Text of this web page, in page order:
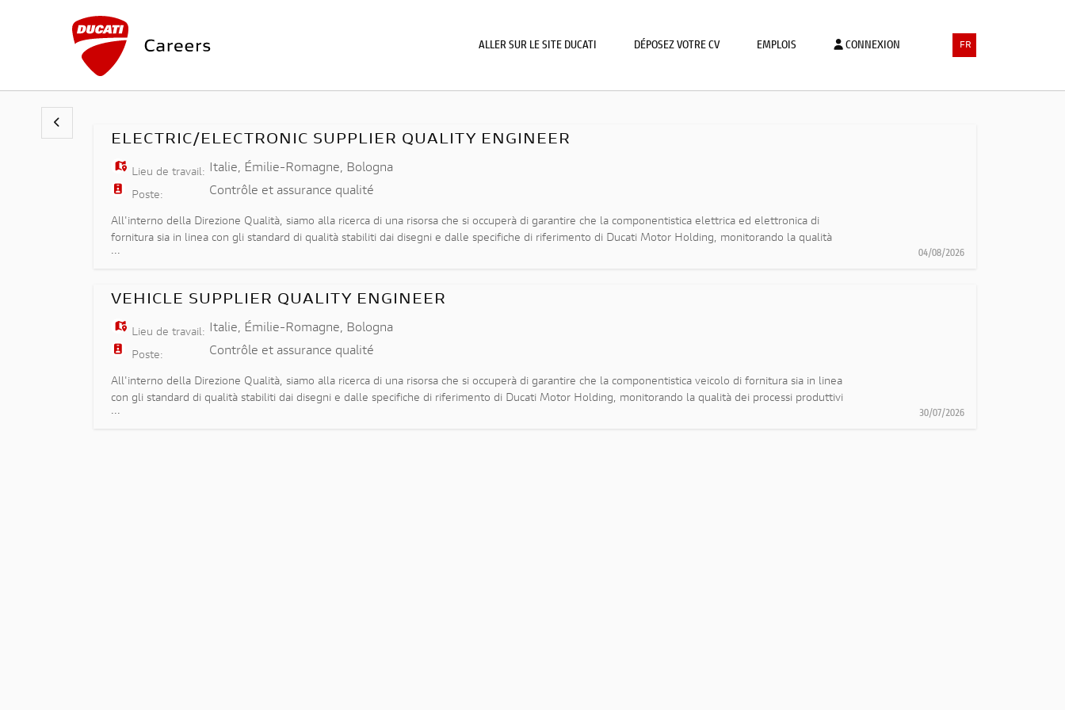
ALLER SUR LE SITE DUCATI DÉPOSEZ VOTRE CV EMPLOIS CONNEXION FR
ELECTRIC/ELECTRONIC SUPPLIER QUALITY ENGINEER
Lieu de travail: Italie, Émilie-Romagne, Bologna
Poste: Contrôle et assurance qualité
All'interno della Direzione Qualità, siamo alla ricerca di una risorsa che si occuperà di garantire che la componentistica elettrica ed elettronica di
fornitura sia in linea con gli standard di qualità stabiliti dai disegni e dalle specifiche di riferimento di Ducati Motor Holding, monitorando la qualità
dei processi produttivi dei fornitori attrav
... 04/08/2026
VEHICLE SUPPLIER QUALITY ENGINEER
Lieu de travail: Italie, Émilie-Romagne, Bologna
Poste: Contrôle et assurance qualité
All'interno della Direzione Qualità, siamo alla ricerca di una risorsa che si occuperà di garantire che la componentistica veicolo di fornitura sia in linea
con gli standard di qualità stabiliti dai disegni e dalle specifiche di riferimento di Ducati Motor Holding, monitorando la qualità dei processi produttivi
dei fornitori attraverso azioni preve
... 30/07/2026